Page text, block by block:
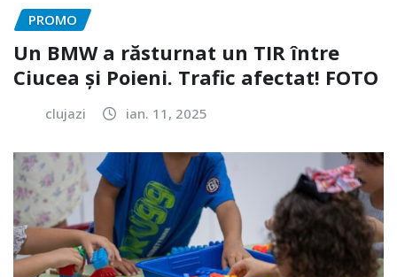
PROMO
Un BMW a răsturnat un TIR între
Ciucea și Poieni. Trafic afectat! FOTO
clujazi ian. 11, 2025